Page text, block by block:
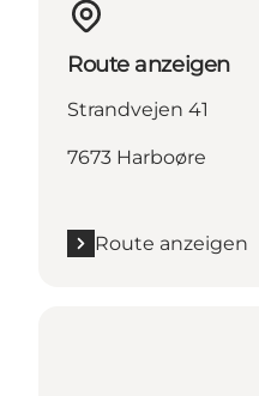
Route anzeigen
Strandvejen 41
7673 Harboøre
Route anzeigen